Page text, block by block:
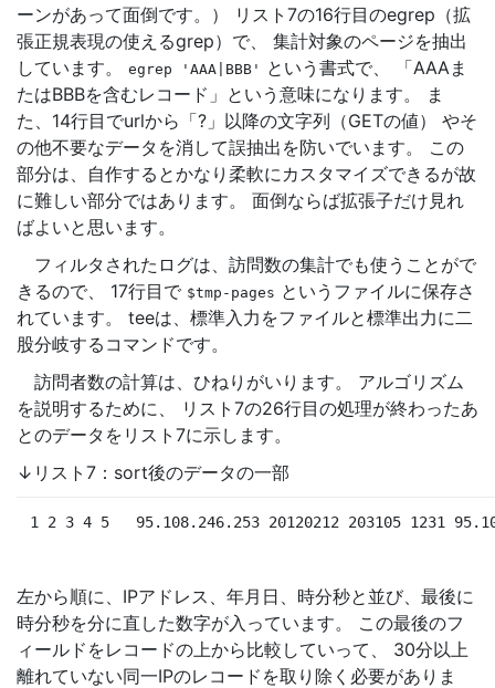
ーンがあって面倒です。） リスト7の16行目のegrep（拡
張正規表現の使えるgrep）で、 集計対象のページを抽出
しています。
egrep 'AAA|BBB'
という書式で、 「AAAま
たはBBBを含むレコード」という意味になります。 ま
た、14行目でurlから「?」以降の文字列（GETの値） やそ
の他不要なデータを消して誤抽出を防いでいます。 この
部分は、自作するとかなり柔軟にカスタマイズできるが故
に難しい部分ではあります。 面倒ならば拡張子だけ見れ
ばよいと思います。
フィルタされたログは、訪問数の集計でも使うことがで
きるので、 17行目で $tmp-pages というファイルに保存さ
れています。 teeは、標準入力をファイルと標準出力に二
股分岐するコマンドです。
訪問者数の計算は、ひねりがいります。 アルゴリズム
を説明するために、 リスト7の26行目の処理が終わったあ
とのデータをリスト7に示します。
↓リスト7：sort後のデータの一部
1 2 3 4 5 95.108.246.253 20120212 203105 1231
左から順に、IPアドレス、年月日、時分秒と並び、最後に
時分秒を分に直した数字が入っています。 この最後のフ
ィールドをレコードの上から比較していって、 30分以上
離れていない同一IPのレコードを取り除く必要がありま